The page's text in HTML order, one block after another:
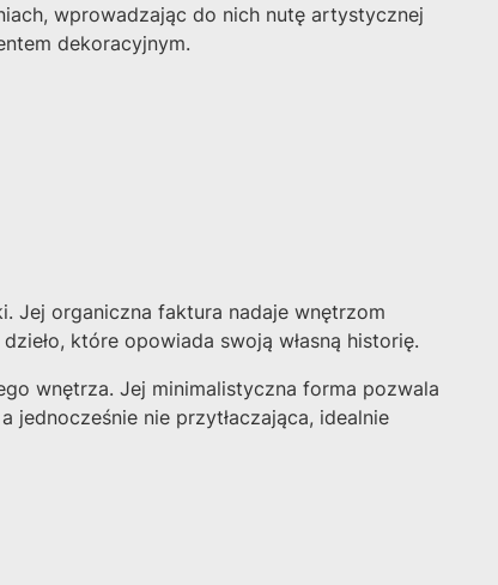
wprowadzając do nich nutę artystycznej
dekoracyjnym.
Jej organiczna faktura nadaje wnętrzom
które opowiada swoją własną historię.
wnętrza. Jej minimalistyczna forma pozwala
nie przytłaczająca, idealnie